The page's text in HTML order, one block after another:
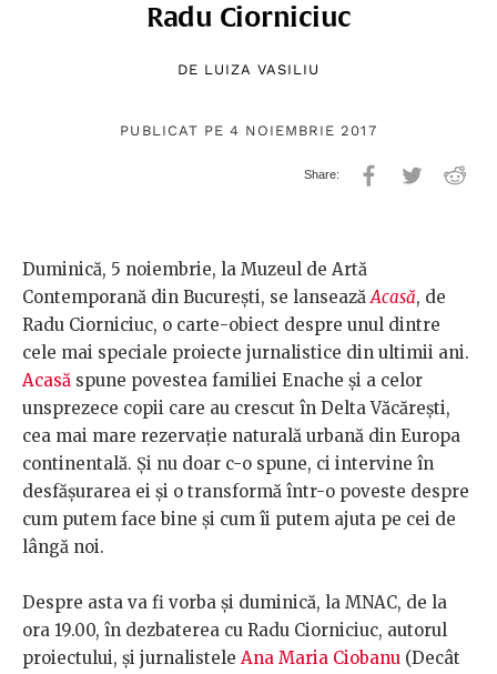
Radu Ciorniciuc
DE LUIZA VASILIU
PUBLICAT PE 4 NOIEMBRIE 2017
Duminică, 5 noiembrie, la Muzeul de Artă
Contemporană din București, se lanseazăAcasă, de
Radu Ciorniciuc, o carte-obiect despre unul dintre
cele mai speciale proiecte jurnalistice din ultimii ani.
Acasă spune povestea familiei Enache și a celor
unsprezece copii care au crescut în Delta Văcărești,
cea mai mare rezervație naturală urbană din Europa
continentală. Și nu doar c-o spune, ci intervine în
desfășurarea ei și o transformă într-o poveste despre
cum putem face bine și cum îi putem ajuta pe cei de
lângă noi.
Despre asta va fi vorba și duminică, la MNAC, de la
ora 19.00, în dezbaterea cu Radu Ciorniciuc, autorul
proiectului, și jurnalistele Ana Maria Ciobanu (Decât